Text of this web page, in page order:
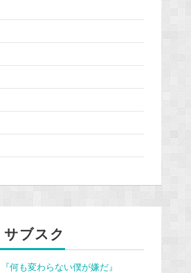
ブスク
『何も変わらない僕が嫌だ』